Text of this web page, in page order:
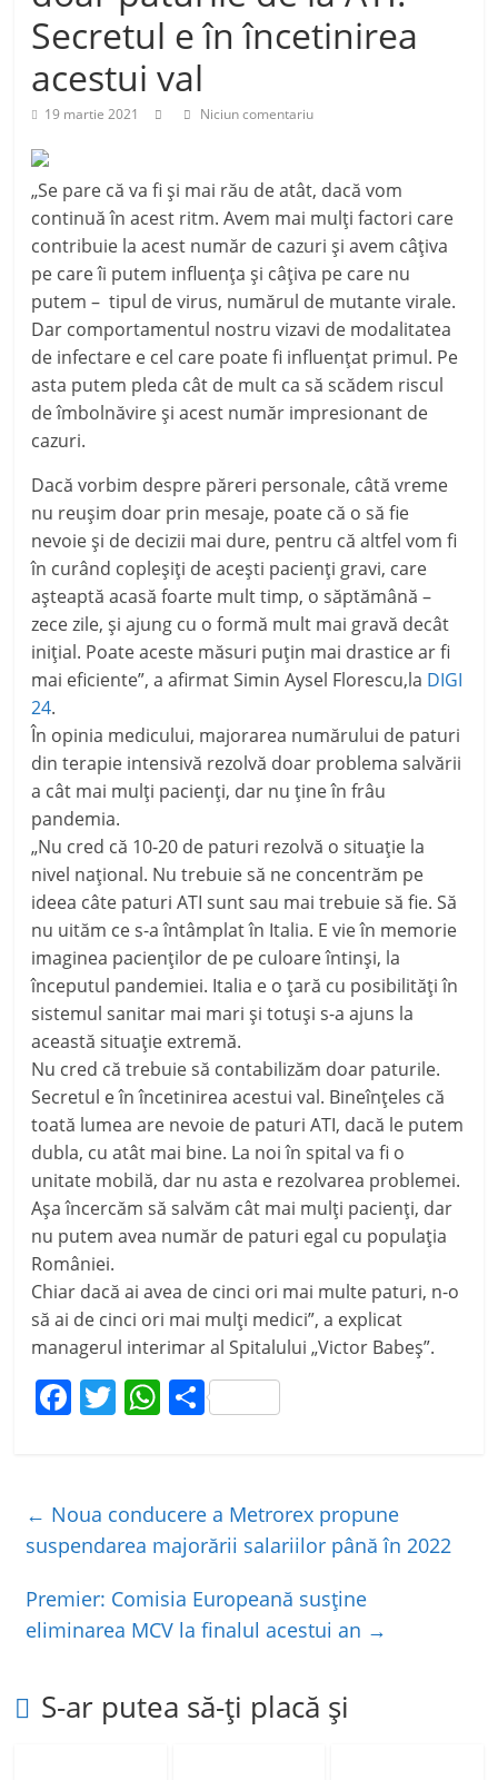
Secretul e în încetinirea
acestui val
19 martie 2021 Niciun comentariu
„Se pare că va fi şi mai rău de atât, dacă vom
continuă în acest ritm. Avem mai mulţi factori care
contribuie la acest număr de cazuri şi avem câţiva
pe care îi putem influenţa şi câţiva pe care nu
putem – tipul de virus, numărul de mutante virale.
Dar comportamentul nostru vizavi de modalitatea
de infectare e cel care poate fi influenţat primul. Pe
asta putem pleda cât de mult ca să scădem riscul
de îmbolnăvire şi acest număr impresionant de
cazuri.
Dacă vorbim despre păreri personale, câtă vreme
nu reuşim doar prin mesaje, poate că o să fie
nevoie şi de decizii mai dure, pentru că altfel vom fi
în curând copleşiţi de aceşti pacienţi gravi, care
aşteaptă acasă foarte mult timp, o săptămână –
zece zile, şi ajung cu o formă mult mai gravă decât
iniţial. Poate aceste măsuri puţin mai drastice ar fi
mai eficiente”, a afirmat Simin Aysel Florescu,la DIGI
24.
În opinia medicului, majorarea numărului de paturi
din terapie intensivă rezolvă doar problema salvării
a cât mai mulţi pacienţi, dar nu ţine în frâu
pandemia.
„Nu cred că 10-20 de paturi rezolvă o situaţie la
nivel naţional. Nu trebuie să ne concentrăm pe
ideea câte paturi ATI sunt sau mai trebuie să fie. Să
nu uităm ce s-a întâmplat în Italia. E vie în memorie
imaginea pacienţilor de pe culoare întinşi, la
începutul pandemiei. Italia e o ţară cu posibilităţi în
sistemul sanitar mai mari şi totuşi s-a ajuns la
această situaţie extremă.
Nu cred că trebuie să contabilizăm doar paturile.
Secretul e în încetinirea acestui val. Bineînţeles că
toată lumea are nevoie de paturi ATI, dacă le putem
dubla, cu atât mai bine. La noi în spital va fi o
unitate mobilă, dar nu asta e rezolvarea problemei.
Aşa încercăm să salvăm cât mai mulţi pacienţi, dar
nu putem avea număr de paturi egal cu populaţia
României.
Chiar dacă ai avea de cinci ori mai multe paturi, n-o
să ai de cinci ori mai mulţi medici”, a explicat
managerul interimar al Spitalului „Victor Babeş”.
F
e
b
o
k
T
er
W
s
A
p
P
je
a
ă
← Noua conducere a Metrorex propune
suspendarea majorării salariilor până în 2022
Premier: Comisia Europeană susține
eliminarea MCV la finalul acestui an →
S-ar putea să-ți placă și